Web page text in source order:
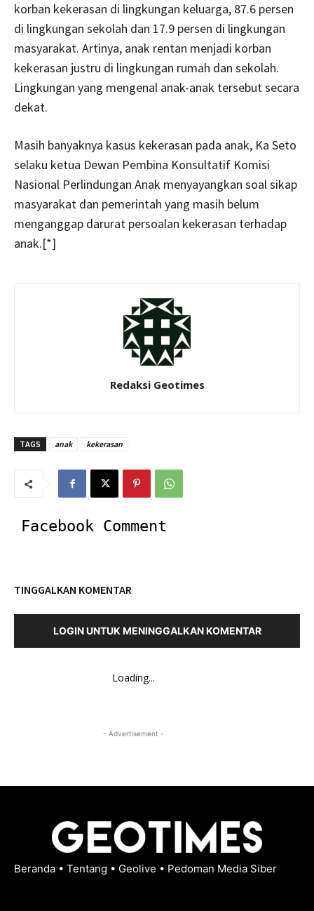
korban kekerasan di lingkungan keluarga, 87.6 persen
di lingkungan sekolah dan 17.9 persen di lingkungan
masyarakat. Artinya, anak rentan menjadi korban
kekerasan justru di lingkungan rumah dan sekolah.
Lingkungan yang mengenal anak-anak tersebut secara
dekat.
Masih banyaknya kasus kekerasan pada anak, Ka Seto
selaku ketua Dewan Pembina Konsultatif Komisi
Nasional Perlindungan Anak menyayangkan soal sikap
masyarakat dan pemerintah yang masih belum
menganggap darurat persoalan kekerasan terhadap
anak.[*]
Redaksi Geotimes
TAGS anak kekerasan
Facebook Comment
TINGGALKAN KOMENTAR
LOGIN UNTUK MENINGGALKAN KOMENTAR
Loading...
- Advertisement -
Beranda • Tentang • Geolive • Pedoman Media Siber